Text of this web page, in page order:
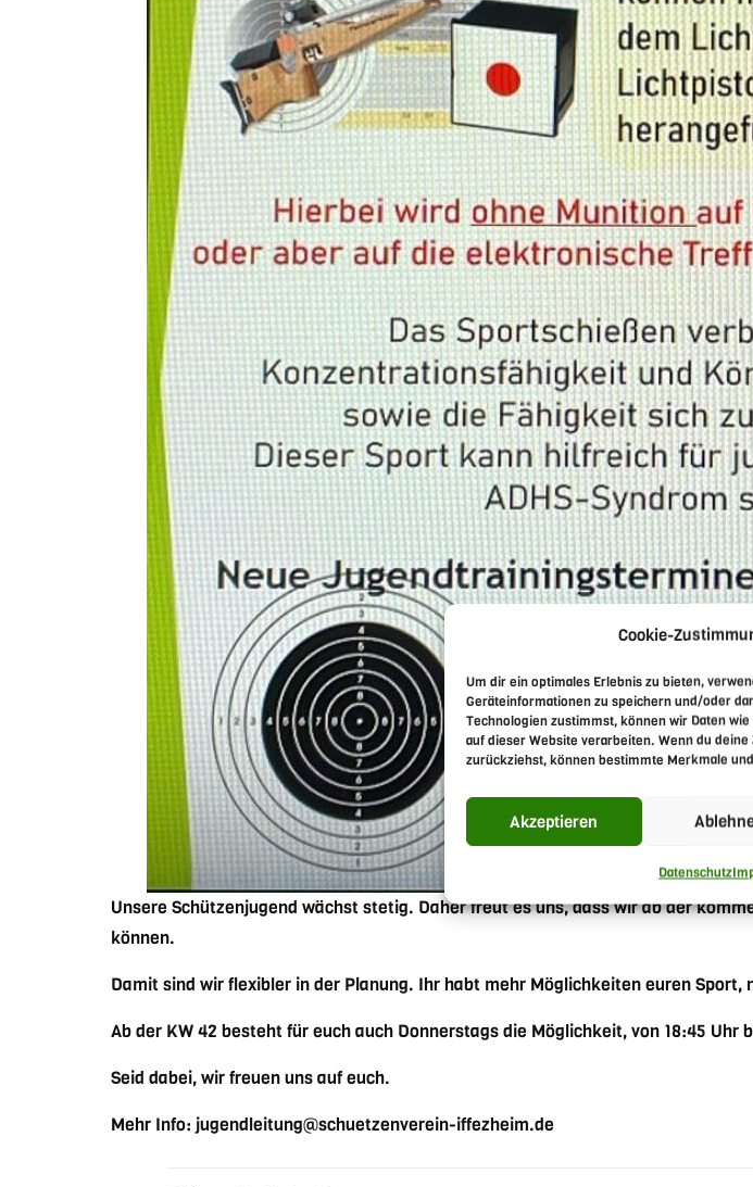
Cookie-
Um dir ein optimales Erlebnis zu bieten,
Geräteinformationen zu speichern und/oder
Technologien zustimmst, können wir Daten
auf dieser Website verarbeiten. Wenn du
zurückziehst, können bestimmte Merkmale
Akzeptieren
Datenschutz
Unsere Schützenjugend wächst stetig. Daher freut es uns, dass wir ab der
können.
Damit sind wir flexibler in der Planung. Ihr habt mehr Möglichkeiten euren Sport,
Ab der KW 42 besteht für euch auch Donnerstags die Möglichkeit, von 18:45 Uhr
Seid dabei, wir freuen uns auf euch.
Mehr Info: jugendleitung@schuetzenverein-iffezheim.de